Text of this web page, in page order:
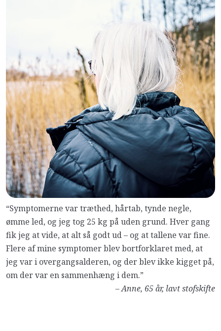
“Symptomerne var træthed, hårtab, tynde negle,
ømme led, og jeg tog 25 kg på uden grund. Hver gang
fik jeg at vide, at alt så godt ud – og at tallene var fine.
Flere af mine symptomer blev bortforklaret med, at
jeg var i overgangsalderen, og der blev ikke kigget på,
om der var en sammenhæng i dem.”
–Anne, 65 år, lavt stofskifte